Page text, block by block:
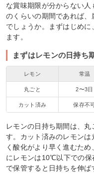
な賞味期限が分からない
のくらいの期間であれば
でしょうか。まずはじめ
ます。
まずはレモンの日持ち
レモン 常温
丸ごと 2〜3日
カット済み 保存不
レモンの日持ち期間は、
す。カット済みのレモン
く酸化がより早く進むた
にレモンは10℃以下での保
で保管すると日持ちを伸ば